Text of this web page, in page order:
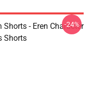
- Eren Character
Shorts
-24%